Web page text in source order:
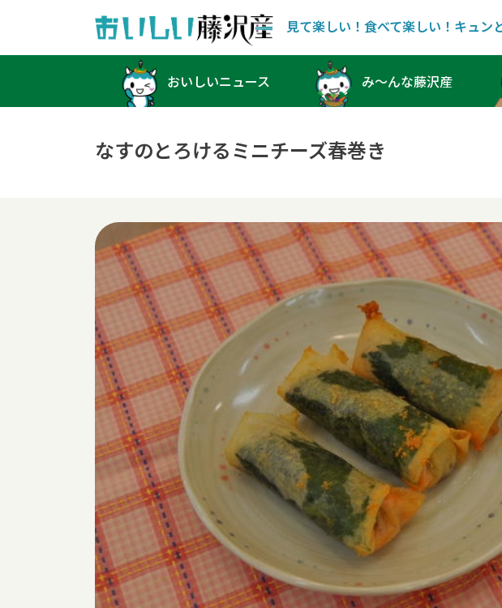
Main Navigation
見て楽しい！食べて楽しい！キュン
おいしいニュース み〜んな藤沢産
なすのとろけるミニチーズ春巻き